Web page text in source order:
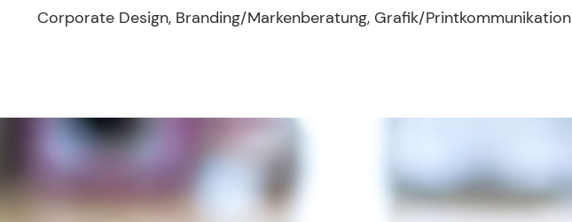
Corporate Design, Branding/Markenberatung, Grafik/Printkommunikation